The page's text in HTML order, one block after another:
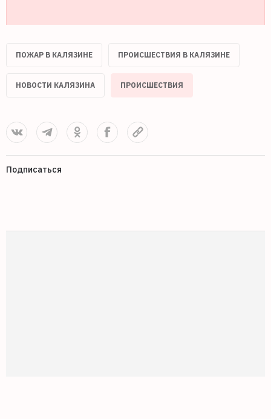
ПОЖАР В КАЛЯЗИНЕ ПРОИСШЕСТВИЯ В КАЛЯЗИНЕ
НОВОСТИ КАЛЯЗИНА ПРОИСШЕСТВИЯ
Подписаться